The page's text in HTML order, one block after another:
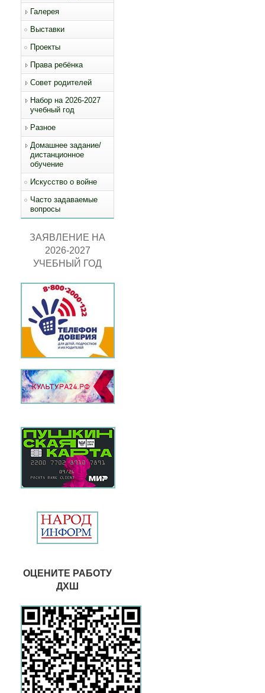
Галерея
Выставки
Проекты
Права ребёнка
Совет родителей
Набор на 2026-2027
учебный год
Разное
Домашнее задание/
дистанционное
обучение
Искусство о войне
Часто задаваемые
вопросы
ЗАЯВЛЕНИЕ НА
2026-2027
УЧЕБНЫЙ ГОД
ОЦЕНИТЕ РАБОТУ
ДХШ